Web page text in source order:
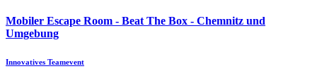
Mobiler Escape Room - Beat The Box - Chemnitz und
Umgebung
Innovatives Teamevent